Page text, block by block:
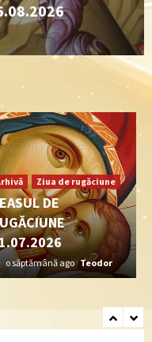
Ziua de rugăciune
DE
o săptămână ago Teodor